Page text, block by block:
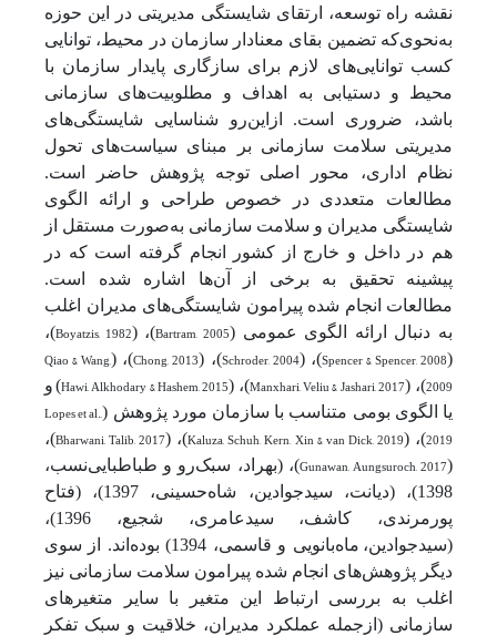
نقشه راه توسعه، ارتقای شایستگی مدیریتی در این حوزه
به‌نحوی‌که تضمین بقای معنادار سازمان در محیط، توانایی
کسب توانایی‌های لازم برای سازگاری پایدار سازمان با
محیط و دستیابی به اهداف و مطلوبیت‌های سازمانی
باشد، ضروری است. ازاین‌رو شناسایی شایستگی‌های
مدیریتی سلامت سازمانی بر مبنای سیاست‌های تحول
نظام اداری، محور اصلی توجه پژوهش حاضر است.
مطالعات متعددی در خصوص طراحی و ارائه الگوی
شایستگی مدیران و سلامت سازمانی به‌صورت مستقل از
هم در داخل و خارج از کشور انجام گرفته است که در
پیشینه تحقیق به برخی از آن‌ها اشاره شده است.
مطالعات انجام شده پیرامون شایستگی‌های مدیران اغلب
به دنبال ارائه الگوی عمومی (Bartram, 2005)، (Boyatzis, 1982)،
(
Spencer & Spencer, 2008)، (Schroder, 2004)، (Chong, 2013)، (Qiao & Wang,
2009)، (Manxhari, Veliu & Jashari, 2017)، (Hawi, Alkhodary & Hashem, 2015
)و
یا الگوی بومی متناسب با سازمان مورد پژوهش (Lopes et al.,
2019)، (Kaluza, Schuh, Kern, Xin & van Dick, 2019)، (Bharwani, Talib, 2017)،
(
Gunawan, Aungsuroch, 2017)، (بهراد، سبک‌رو و طباطبایی‌نسب،
1398)، (دیانت، سیدجوادین، شاه‌حسینی، 1397)، (فتاح
پورمرندی، کاشف، سیدعامری، شجیع، 1396)،
(سیدجوادین،
ماه‌بانویی و قاسمی، 1394) بوده‌اند. از سوی
دیگر پژوهش‌های انجام شده پیرامون سلامت سازمانی نیز
اغلب به بررسی ارتباط این متغیر با سایر متغیرهای
سازمانی (ازجمله عملکرد مدیران، خلاقیت و سبک تفکر